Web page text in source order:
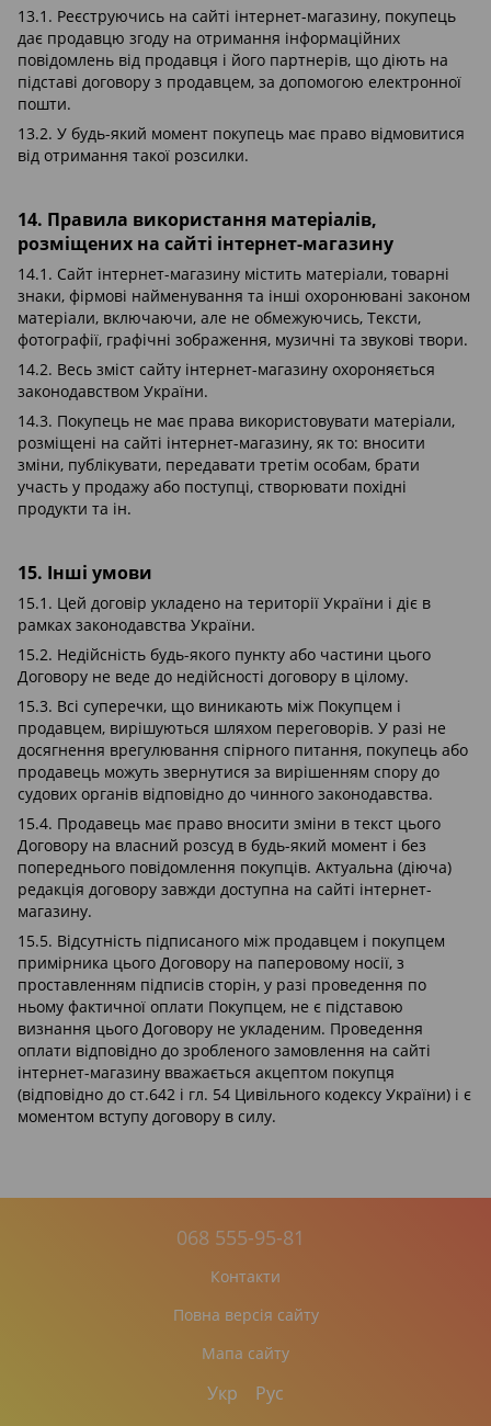
13.1. Реєструючись на сайті інтернет-магазину, покупець
дає продавцю згоду на отримання інформаційних
повідомлень від продавця і його партнерів, що діють на
підставі договору з продавцем, за допомогою електронної
пошти.
13.2. У будь-який момент покупець має право відмовитися
від отримання такої розсилки.
14. Правила використання матеріалів,
розміщених на сайті інтернет-магазину
14.1. Сайт інтернет-магазину містить матеріали, товарні
знаки, фірмові найменування та інші охоронювані законом
матеріали, включаючи, але не обмежуючись, Тексти,
фотографії, графічні зображення, музичні та звукові твори.
14.2. Весь зміст сайту інтернет-магазину охороняється
законодавством України.
14.3. Покупець не має права використовувати матеріали,
розміщені на сайті інтернет-магазину, як то: вносити
зміни, публікувати, передавати третім особам, брати
участь у продажу або поступці, створювати похідні
продукти та ін.
15. Інші умови
15.1. Цей договір укладено на території України і діє в
рамках законодавства України.
15.2. Недійсність будь-якого пункту або частини цього
Договору не веде до недійсності договору в цілому.
15.3. Всі суперечки, що виникають між Покупцем і
продавцем, вирішуються шляхом переговорів. У разі не
досягнення врегулювання спірного питання, покупець або
продавець можуть звернутися за вирішенням спору до
судових органів відповідно до чинного законодавства.
15.4. Продавець має право вносити зміни в текст цього
Договору на власний розсуд в будь-який момент і без
попереднього повідомлення покупців. Актуальна (діюча)
редакція договору завжди доступна на сайті інтернет-
магазину.
15.5. Відсутність підписаного між продавцем і покупцем
примірника цього Договору на паперовому носії, з
проставленням підписів сторін, у разі проведення по
ньому фактичної оплати Покупцем, не є підставою
визнання цього Договору не укладеним. Проведення
оплати відповідно до зробленого замовлення на сайті
інтернет-магазину вважається акцептом покупця
(відповідно до ст.642 і гл. 54 Цивільного кодексу України) і є
моментом вступу договору в силу.
068 555-95-81
Контакти
Повна версія сайту
Мапа сайту
Укр Рус